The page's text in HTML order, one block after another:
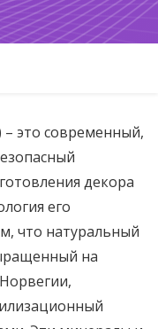
это современный,
декора
его
что натуральный
на